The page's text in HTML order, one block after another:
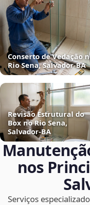
Conserto de Vedação
Rio Sena, Salvador‑BA
Revisão Estrutural do
Box no Rio Sena,
Salvador‑BA
nos
Serviços